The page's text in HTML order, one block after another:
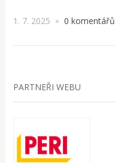
1. 7. 2025 × 0 komentářů
PARTNEŘI WEBU